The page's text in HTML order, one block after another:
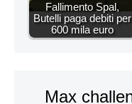
Fallimento Spal,
Butelli paga debiti per
600 mila euro